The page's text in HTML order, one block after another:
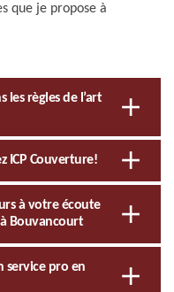
que je propose à
les règles de l’art
ICP Couverture!
à votre écoute
Bouvancourt
service pro en